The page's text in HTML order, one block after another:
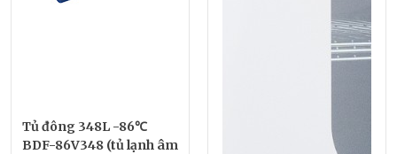
Tủ đông 348L -86℃
BDF-86V348 (tủ lạnh âm